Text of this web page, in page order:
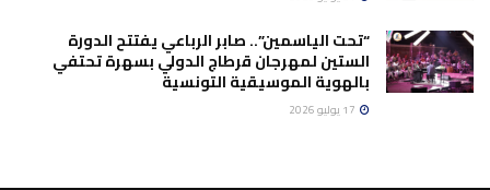
“تحت الياسمين”.. صابر الرباعي يفتتح الدورة
الستين لمهرجان قرطاج الدولي بسهرة تحتفي
بالهوية الموسيقية التونسية